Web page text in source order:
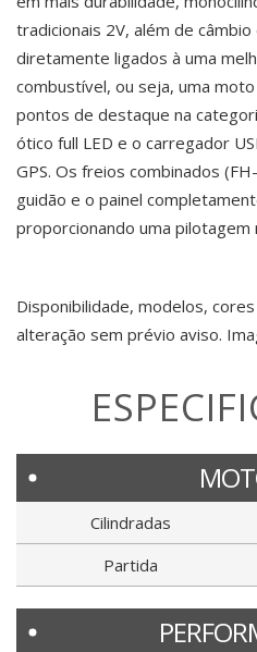
tradicionais 2V, além de
diretamente ligados à uma
combustível, ou seja, uma
pontos de destaque na
ótico full LED e o carregador
GPS. Os freios combinados
guidão e o painel
proporcionando uma pilotagem
Disponibilidade, modelos,
alteração sem prévio aviso.
Cilindradas
Partida